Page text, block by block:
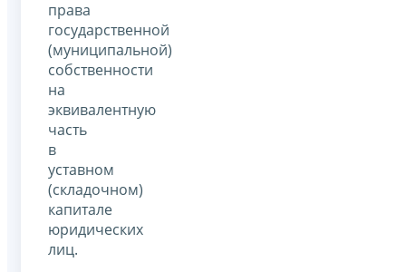
права
государственной
(муниципальной)
собственности
на
эквивалентную
часть
в
уставном
(складочном)
капитале
юридических
лиц.